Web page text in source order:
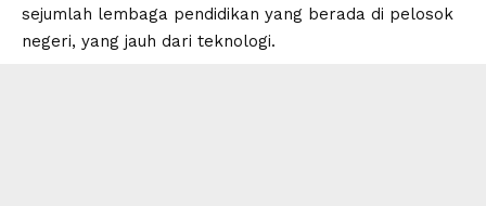
sejumlah lembaga pendidikan yang berada di pelosok
negeri, yang jauh dari teknologi.